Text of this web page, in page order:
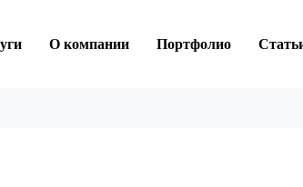
О компании Портфолио